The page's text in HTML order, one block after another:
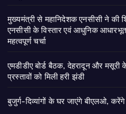
मुख्यमंत्री से महानिदेशक एनसीसी ने की
एनसीसी के विस्तार एवं आधुनिक
महत्वपूर्ण चर्चा
एमडीडीए बोर्ड बैठक, देहरादून और
प्रस्तावों को मिली हरी झंडी
बुजुर्ग-दिव्यांगों के घर जाएंगे बीएलओ, करेंगे